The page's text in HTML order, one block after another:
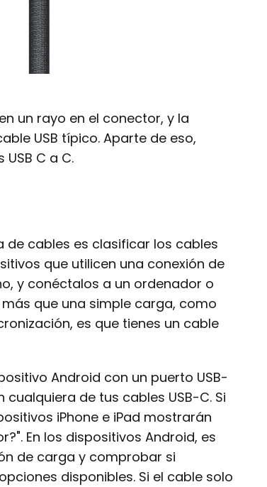
un rayo en el conector, y la
USB típico. Aparte de eso,
C a C.
de cables es clasificar los cables
que utilicen una conexión de
y conéctalos a un ordenador o
que una simple carga, como
es que tienes un cable
Android con un puerto USB-
de tus cables USB-C. Si
iPhone e iPad mostrarán
En los dispositivos Android, es
de carga y comprobar si
disponibles. Si el cable solo